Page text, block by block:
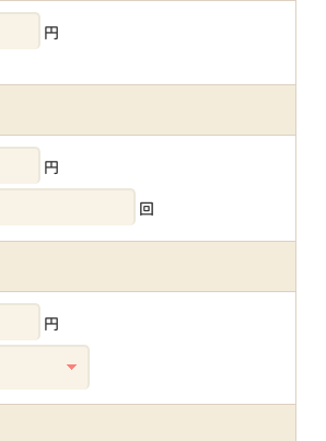
円
円
回
円